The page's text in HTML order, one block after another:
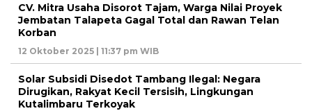
CV. Mitra Usaha Disorot Tajam, Warga Nilai Proyek
Jembatan Talapeta Gagal Total dan Rawan Telan
Korban
12 Oktober 2025 | 11:37 pm WIB
Solar Subsidi Disedot Tambang Ilegal: Negara
Dirugikan, Rakyat Kecil Tersisih, Lingkungan
Kutalimbaru Terkoyak